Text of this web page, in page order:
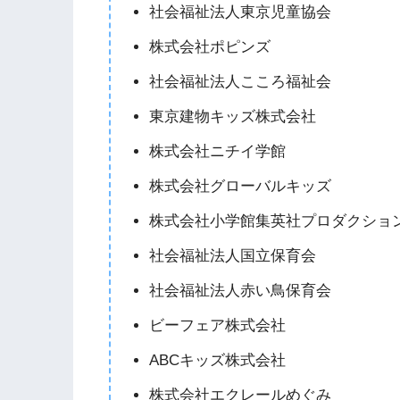
社会福祉法人東京児童協会
株式会社ポピンズ
社会福祉法人こころ福祉会
東京建物キッズ株式会社
株式会社ニチイ学館
株式会社グローバルキッズ
株式会社小学館集英社プロダクショ
社会福祉法人国立保育会
社会福祉法人赤い鳥保育会
ビーフェア株式会社
ABCキッズ株式会社
株式会社エクレールめぐみ